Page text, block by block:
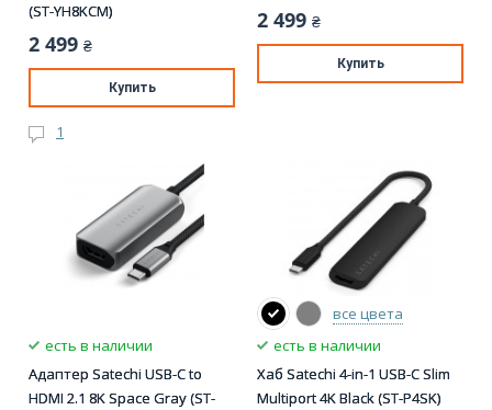
(ST-YH8KCM)
2 499 ₴
Купить
1
2 499 ₴
Купить
есть в наличии
Адаптер Satechi USB-C to
HDMI 2.1 8K Space Gray (ST-
все цвета
есть в наличии
Хаб Satechi 4-in-1 USB-C Slim
Multiport 4K Black (ST-P4SK)